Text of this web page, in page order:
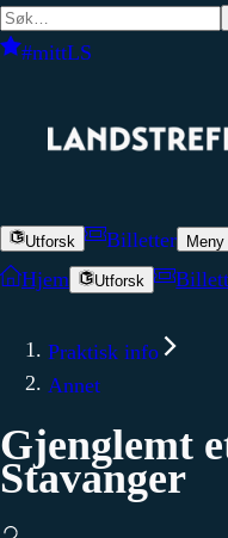
#mittLS
Utforsk Billetter Meny
Hjem Utforsk
Praktisk info
Annet
Gjenglemt
Stavanger